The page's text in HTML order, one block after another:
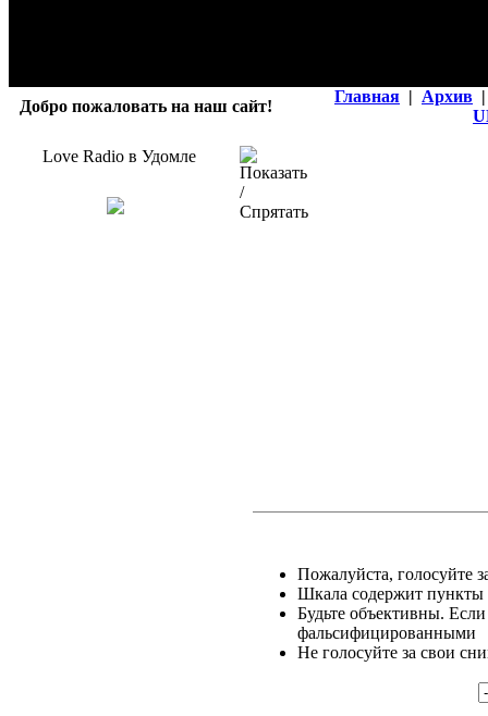
Добро пожаловать на наш сайт!
Главная | Архив |
Love Radio в Удомле
Пожалуйста, голосуйте
Шкала содержит пункты
Будьте объективны.
фальсифицированными
Не голосуйте за свои